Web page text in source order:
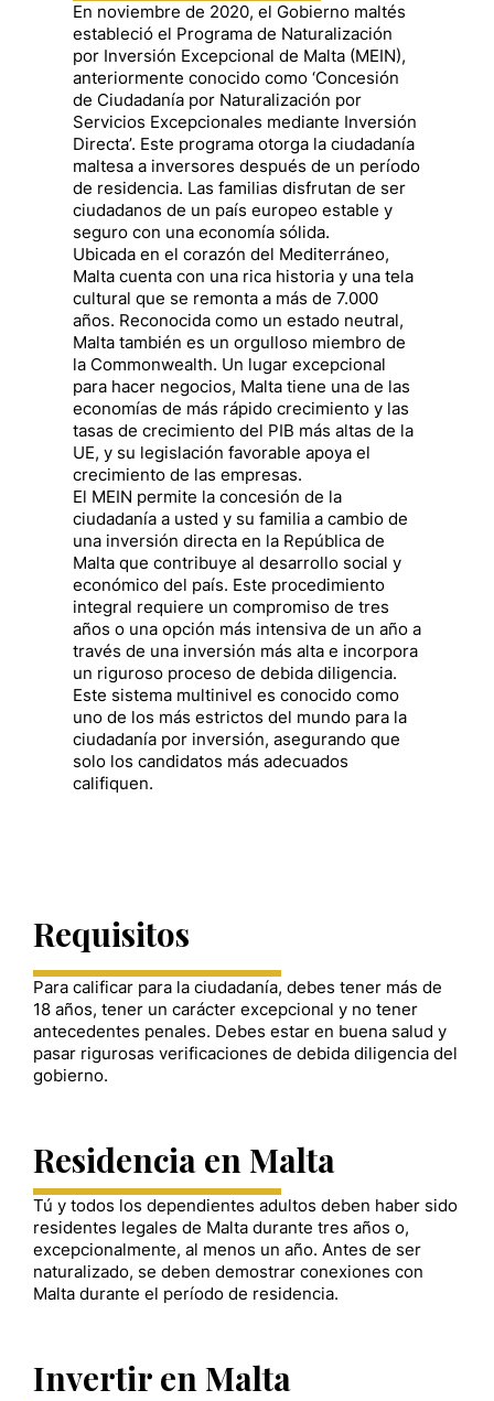
En noviembre de 2020, el Gobierno maltés
estableció el Programa de Naturalización
por Inversión Excepcional de Malta (MEIN),
anteriormente conocido como ‘Concesión
de Ciudadanía por Naturalización por
Servicios Excepcionales mediante Inversión
Directa’. Este programa otorga la ciudadanía
maltesa a inversores después de un período
de residencia. Las familias disfrutan de ser
ciudadanos de un país europeo estable y
seguro con una economía sólida.
Ubicada en el corazón del Mediterráneo,
Malta cuenta con una rica historia y una tela
cultural que se remonta a más de 7.000
años. Reconocida como un estado neutral,
Malta también es un orgulloso miembro de
la Commonwealth. Un lugar excepcional
para hacer negocios, Malta tiene una de las
economías de más rápido crecimiento y las
tasas de crecimiento del PIB más altas de la
UE, y su legislación favorable apoya el
crecimiento de las empresas.
El MEIN permite la concesión de la
ciudadanía a usted y su familia a cambio de
una inversión directa en la República de
Malta que contribuye al desarrollo social y
económico del país. Este procedimiento
integral requiere un compromiso de tres
años o una opción más intensiva de un año a
través de una inversión más alta e incorpora
un riguroso proceso de debida diligencia.
Este sistema multinivel es conocido como
uno de los más estrictos del mundo para la
ciudadanía por inversión, asegurando que
solo los candidatos más adecuados
califiquen.
Requisitos
Para calificar para la ciudadanía, debes tener más de
18 años, tener un carácter excepcional y no tener
antecedentes penales. Debes estar en buena salud y
pasar rigurosas verificaciones de debida diligencia del
gobierno.
Residencia en Malta
Tú y todos los dependientes adultos deben haber sido
residentes legales de Malta durante tres años o,
excepcionalmente, al menos un año. Antes de ser
naturalizado, se deben demostrar conexiones con
Malta durante el período de residencia.
Invertir en Malta